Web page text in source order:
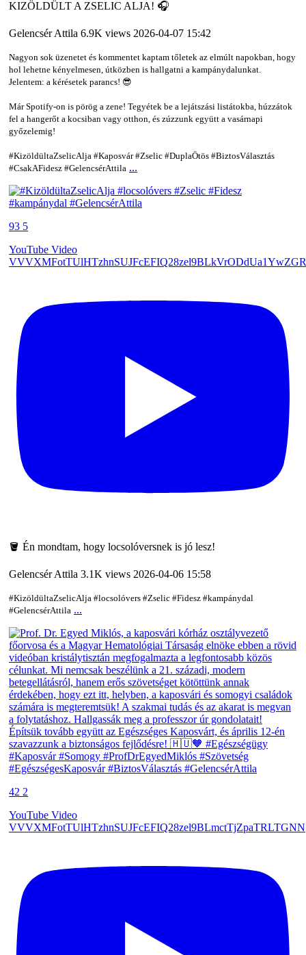
KIZÖLDÜLT A ZSELIC ALJA! 🎧
Gelencsér Attila 6.9K views 2026-04-07 15:42
Nagyon sok üzenetet és kommentet kaptam tőletek az elmúlt napokban, hogy
hol lehetne kényelmesen, útközben is hallgatni a kampánydalunkat.
Jelentem: a kérésetek parancs! 😎
Már Spotify-on is pörög a zene! Tegyétek be a lejátszási listátokba, húzzátok
fel a hangerőt a kocsiban vagy otthon, és zúzzunk együtt a vasárnapi
győzelemig!
#KizöldültaZselicAlja #Kaposvár #Zselic #DuplaÖtös #BiztosVálasztás
#CsakAFidesz #GelencsérAttila ...
93 5
YouTube Video
🪣 Én mondtam, hogy locsolóversnek is jó lesz!
Gelencsér Attila 3.1K views 2026-04-06 15:58
#KizöldültaZselicAlja #locsolóvers #Zselic #Fidesz #kampánydal
#GelencsérAttila ...
42 2
YouTube Video
VVVXMFotTUlHTzhnSUJFcEFIQ28zel9BLmctTjZpaTRLTGNN